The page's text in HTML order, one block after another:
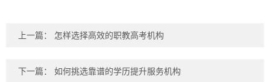
上一篇： 怎样选择高效的职教高考机构
下一篇： 如何挑选靠谱的学历提升服务机构